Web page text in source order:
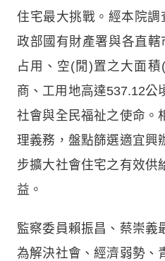
住宅最大挑戰。經本院
政部國有財產署與各直
占用、空(閒)置之大面積
商、工用地高達537.12公
社會與全民福祉之使命。
理義務，盤點篩選適宜興
步擴大社會住宅之有效供
益。
監察委員賴振昌、蔡崇義
為解決社會、經濟弱勢、